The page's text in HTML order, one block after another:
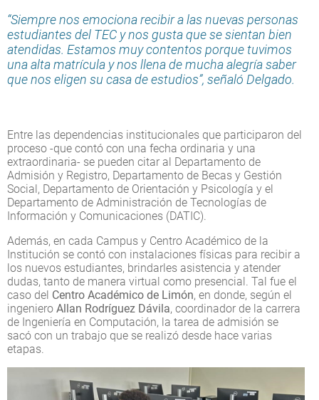
“Siempre nos emociona recibir a las nuevas personas
estudiantes del TEC y nos gusta que se sientan bien
atendidas. Estamos muy contentos porque tuvimos
una alta matrícula y nos llena de mucha alegría saber
que nos eligen su casa de estudios”, señaló Delgado.
Entre las dependencias institucionales que participaron del
proceso -que contó con una fecha ordinaria y una
extraordinaria- se pueden citar al Departamento de
Admisión y Registro, Departamento de Becas y Gestión
Social, Departamento de Orientación y Psicología y el
Departamento de Administración de Tecnologías de
Información y Comunicaciones (DATIC).
Además, en cada Campus y Centro Académico de la
Institución se contó con instalaciones físicas para recibir a
los nuevos estudiantes, brindarles asistencia y atender
dudas, tanto de manera virtual como presencial. Tal fue el
caso del Centro Académico de Limón, en donde, según el
ingeniero Allan Rodríguez Dávila, coordinador de la carrera
de Ingeniería en Computación, la tarea de admisión se
sacó con un trabajo que se realizó desde hace varias
etapas.